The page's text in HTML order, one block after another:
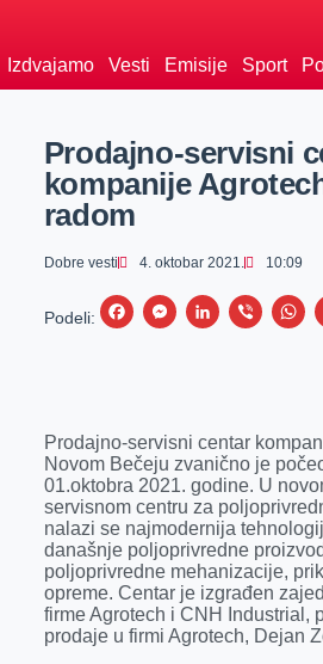
Izdvajamo Vesti Emisije Sport
Prodajno-servisni
kompanije
radom
Dobre vesti 4. oktobar 2021. 10:09
Podeli:
F
b
o
o
k
M
e
n
g
e
r
L
e
d
I
n
V
r
W
s
A
p
p
Prodajno-servisni centar
Novom Bečeju zvanično je
01.oktobra 2021. godine. U
servisnom centru za
nalazi se najmodernija
današnje poljoprivredne
poljoprivredne mehanizacije,
opreme. Centar je izgrađen
firme Agrotech i CNH Industrial,
prodaje u firmi Agrotech, Dejan